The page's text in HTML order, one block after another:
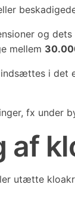
og
mellem
i
fx under
af
utætte